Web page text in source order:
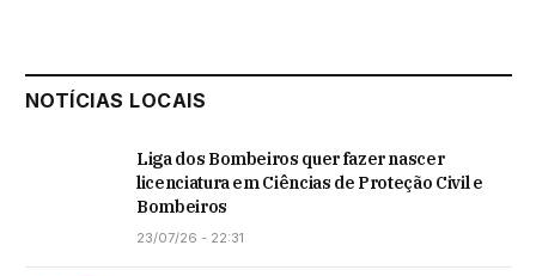
NOTÍCIAS LOCAIS
Liga dos Bombeiros quer fazer nascer
licenciatura em Ciências de Proteção Civil e
Bombeiros
23/07/26 - 22:31